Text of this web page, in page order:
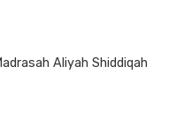
Aliyah Shiddiqah